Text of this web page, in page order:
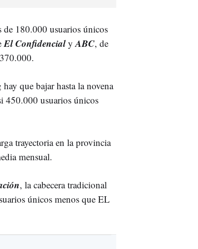
de 180.000 usuarios únicos
El Confidencial yABC, de
que bajar hasta la novena
450.000 usuarios únicos
trayectoria en la provincia
mensual.
, la cabecera tradicional
únicos menos que EL